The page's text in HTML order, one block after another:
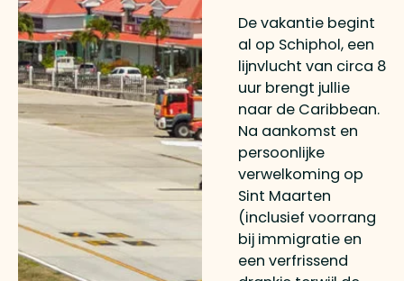
De vakantie begint
al op Schiphol, een
lijnvlucht van circa 8
uur brengt jullie
naar de Caribbean.
Na aankomst en
persoonlijke
verwelkoming op
Sint Maarten
(inclusief voorrang
bij immigratie en
een verfrissend